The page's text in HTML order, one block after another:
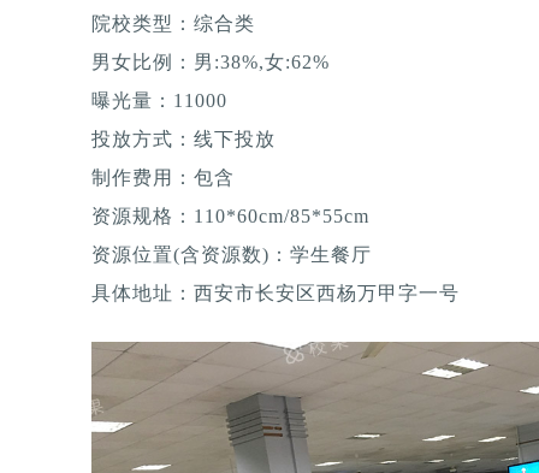
院校类型：综合类
男女比例：男:38%,女:62%
曝光量：11000
投放方式：线下投放
制作费用：包含
资源规格：110*60cm/85*55cm
资源位置(含资源数)：学生餐厅
具体地址：西安市长安区西杨万甲字一号